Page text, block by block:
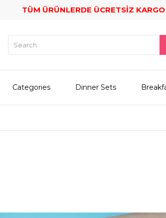
TÜM ÜRÜNLERDE ÜCRETSİZ KARGO
Categories Dinner Sets